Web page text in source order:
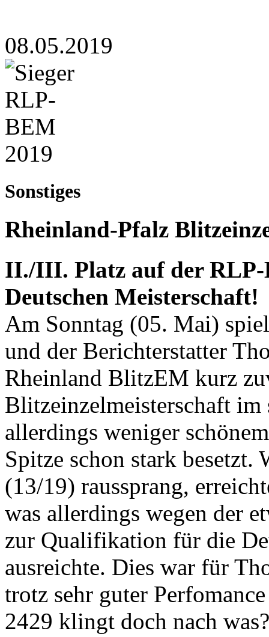
08.05.2019
Sonstiges
Rheinland-Pfalz
II./III. Platz auf der
Deutschen Meisterschaft!
Am Sonntag (05. Mai)
und der Berichterstatter
Rheinland BlitzEM kurz
Blitzeinzelmeisterschaft im
allerdings weniger
Spitze schon stark
(13/19) raussprang,
was allerdings wegen der
zur Qualifikation für die
ausreichte. Dies war für
trotz sehr guter
2429 klingt doch nach